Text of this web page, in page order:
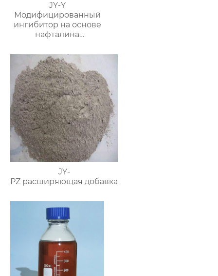
JY-Y
Модифицированный
ингибитор на основе
нафталина
суспензионный
водоредуцирующий
агент)
JY-
PZ расширяющая добавка